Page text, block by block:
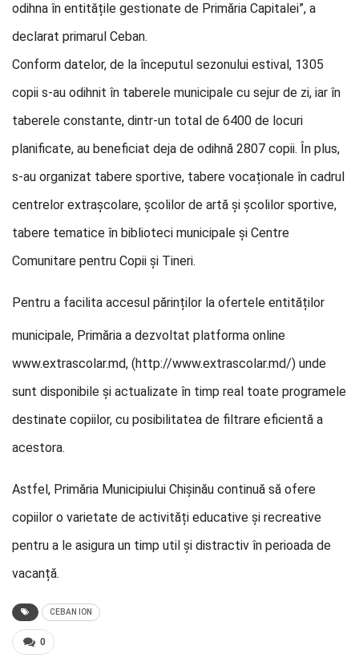
odihna în entitățile gestionate de Primăria Capitalei”, a
declarat primarul Ceban.
Conform datelor, de la începutul sezonului estival, 1305
copii s-au odihnit în taberele municipale cu sejur de zi, iar în
taberele constante, dintr-un total de 6400 de locuri
planificate, au beneficiat deja de odihnă 2807 copii. În plus,
s-au organizat tabere sportive, tabere vocaționale în cadrul
centrelor extrașcolare, școlilor de artă și școlilor sportive,
tabere tematice în biblioteci municipale și Centre
Comunitare pentru Copii și Tineri.
Pentru a facilita accesul părinților la ofertele entităților
municipale, Primăria a dezvoltat platforma online
www.extrascolar.md, (http://www.extrascolar.md/) unde
sunt disponibile și actualizate în timp real toate programele
destinate copiilor, cu posibilitatea de filtrare eficientă a
acestora.
Astfel, Primăria Municipiului Chișinău continuă să ofere
copiilor o varietate de activități educative și recreative
pentru a le asigura un timp util și distractiv în perioada de
vacanță.
CEBAN ION
0